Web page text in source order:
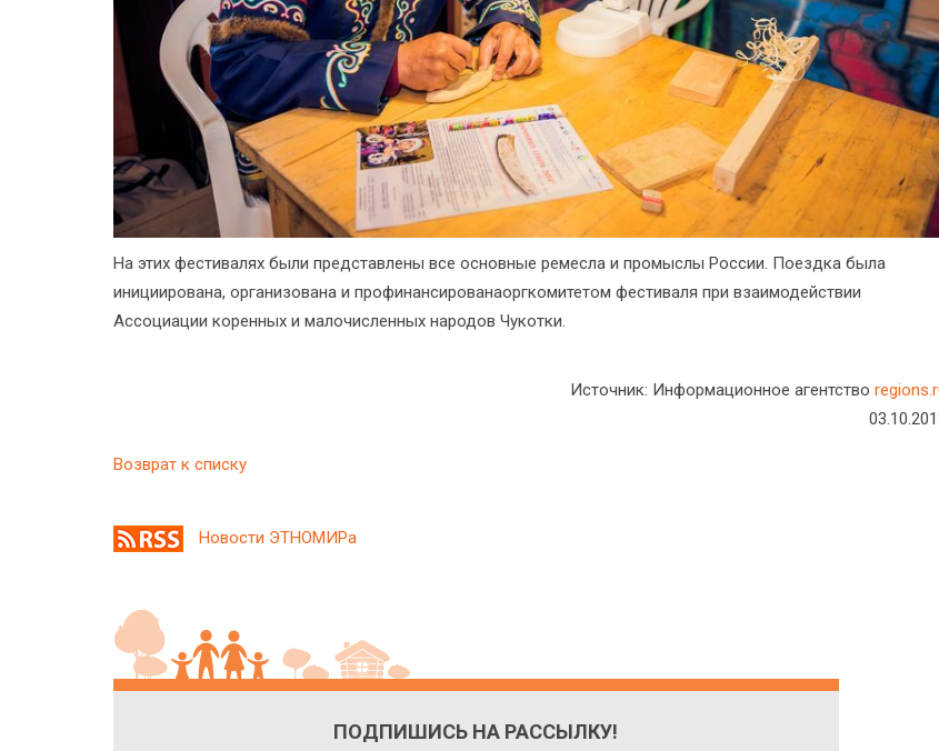
На этих фестивалях были представлены все основные ремесла и промыслы России. Поездка была
инициирована, организована и профинансированаоргкомитетом фестиваля при взаимодействии
Ассоциации коренных и малочисленных народов Чукотки.
Источник: Информационное агентство
Возврат к списку
Новости ЭТНОМИРа
ПОДПИШИСЬ НА РАССЫЛКУ!